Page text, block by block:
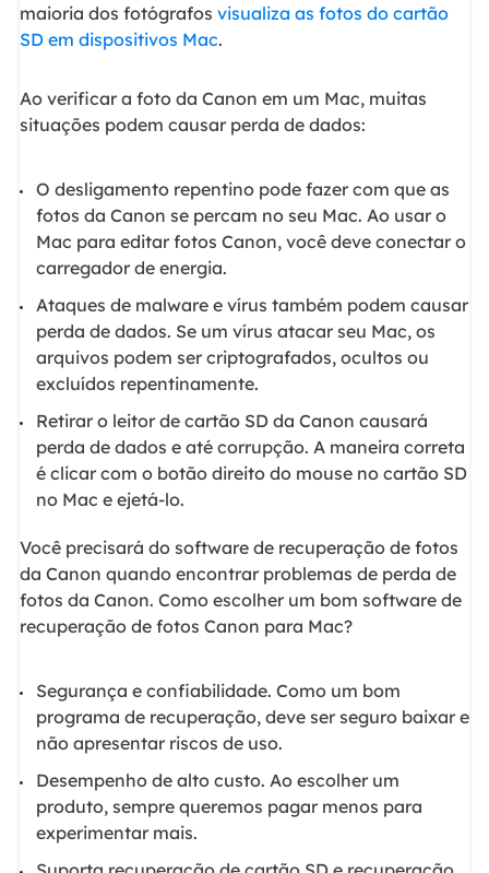
maioria dos fotógrafos visualiza as fotos do cartão
SD em dispositivos Mac.
Ao verificar a foto da Canon em um Mac, muitas
situações podem causar perda de dados:
O desligamento repentino pode fazer com que as
fotos da Canon se percam no seu Mac. Ao usar o
Mac para editar fotos Canon, você deve conectar o
carregador de energia.
Ataques de malware e vírus também podem causar
perda de dados. Se um vírus atacar seu Mac, os
arquivos podem ser criptografados, ocultos ou
excluídos repentinamente.
Retirar o leitor de cartão SD da Canon causará
perda de dados e até corrupção. A maneira correta
é clicar com o botão direito do mouse no cartão SD
no Mac e ejetá-lo.
Você precisará do software de recuperação de fotos
da Canon quando encontrar problemas de perda de
fotos da Canon. Como escolher um bom software de
recuperação de fotos Canon para Mac?
Segurança e confiabilidade. Como um bom
programa de recuperação, deve ser seguro baixar e
não apresentar riscos de uso.
Desempenho de alto custo. Ao escolher um
produto, sempre queremos pagar menos para
experimentar mais.